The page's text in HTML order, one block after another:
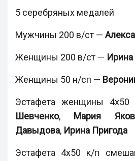
5 серебряных медалей
Мужчины 200 в/ст —
Женщины 200 в/ст —
Женщины 50 н/сп —
Эстафета женщины 4х50
Шевченко, Мария
Давыдова, Ирина Пригода
Эстафета 4х50 к/п